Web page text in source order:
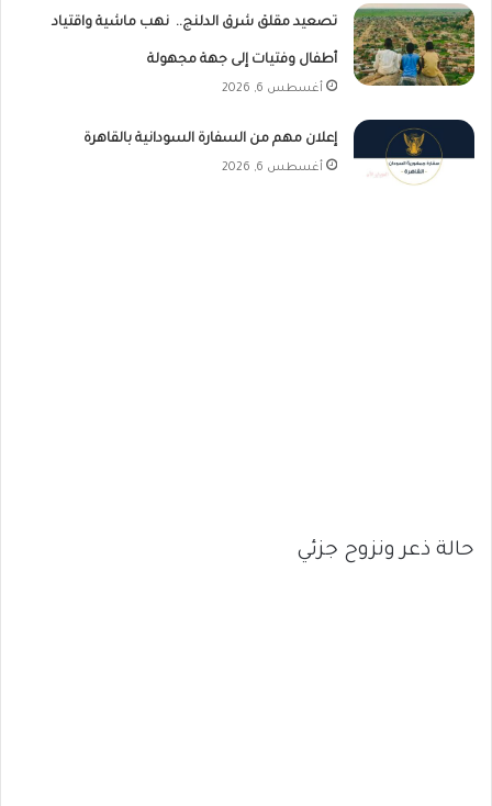
تصعيد مقلق شرق الدلنج.. نهب ماشية واقتياد
أطفال وفتيات إلى جهة مجهولة
أغسطس 6, 2026
إعلان مهم من السفارة السودانية بالقاهرة
أغسطس 6, 2026
حالة ذعر ونزوح جزئي